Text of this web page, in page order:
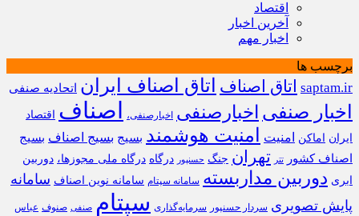
اقتصاد
آخرین اخبار
اخبار مهم
برچسب ها
saptam.ir اتاق اصناف اتاق اصناف ایران اتحادیه صنفی
اخبار صنفی اخبارصنفی اخبارصنفی، اصناف
اقتصاد
ایران
اماکن امنیت امنیت هوشمند بسیج بسیج اصناف بسیج
اصناف کشور
تتر تهران جنگ حسنپور درگاه درگاه ملی مجوزها، دوربین
ابری دوربین مداربسته سامانه سپتام سامانه نوین اصناف سامانه
پایش تصویری سردار حسنپور سرمایه‌گذاری سپتام صنفی صنوف عباس